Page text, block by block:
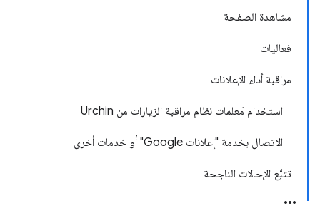
مشاهدة الصفحة
فعاليات
مراقبة أداء الإعلانات
استخدام مَعلمات نظام مراقبة الزيارات من Urchin
الاتصال بخدمة "إعلانات Google" أو خدمات أخرى
تتبُّع الإحالات الناجحة